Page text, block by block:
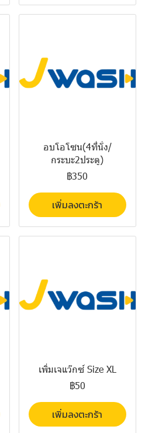
อบโอโซน(4ที่นั่ง/
กระบะ2ประตู)
฿350
เพิ่มลงตะกร้า
เพิ่มเจแว๊กซ์ Size XL
฿50
เพิ่มลงตะกร้า